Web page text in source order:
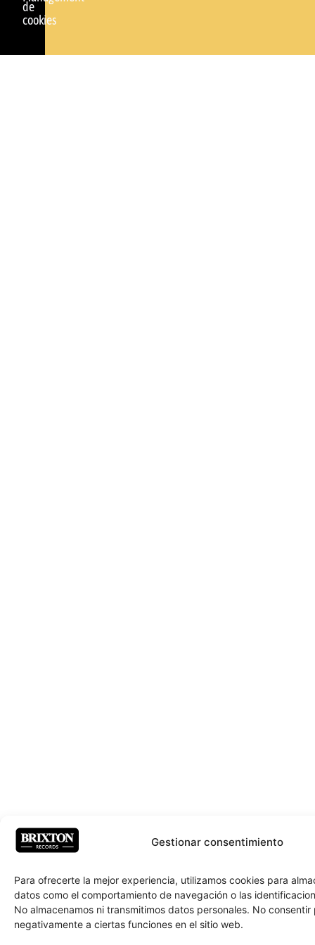
Gestionar consentimiento
Para ofrecerte la mejor experiencia, utilizamos cookies para
datos como el comportamiento de navegación o las
No almacenamos ni transmitimos datos personales. No
negativamente a ciertas funciones en el sitio web.
de
cookies